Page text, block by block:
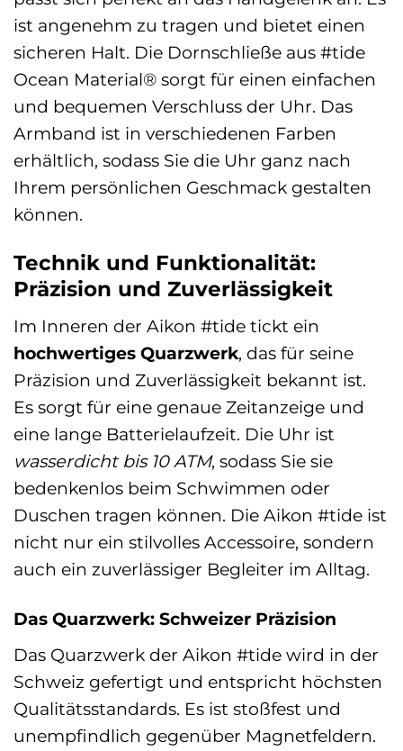
ist angenehm zu tragen und bietet einen
sicheren Halt. Die Dornschließe aus #tide
Ocean Material® sorgt für einen einfachen
und bequemen Verschluss der Uhr. Das
Armband ist in verschiedenen Farben
erhältlich, sodass Sie die Uhr ganz nach
Ihrem persönlichen Geschmack gestalten
können.
Technik und Funktionalität:
Präzision und Zuverlässigkeit
Im Inneren der Aikon #tide tickt ein
hochwertiges Quarzwerk, das für seine
Präzision und Zuverlässigkeit bekannt ist.
Es sorgt für eine genaue Zeitanzeige und
eine lange Batterielaufzeit. Die Uhr ist
wasserdicht bis 10 ATM, sodass Sie sie
bedenkenlos beim Schwimmen oder
Duschen tragen können. Die Aikon #tide ist
nicht nur ein stilvolles Accessoire, sondern
auch ein zuverlässiger Begleiter im Alltag.
Das Quarzwerk: Schweizer Präzision
Das Quarzwerk der Aikon #tide wird in der
Schweiz gefertigt und entspricht höchsten
Qualitätsstandards. Es ist stoßfest und
unempfindlich gegenüber Magnetfeldern.